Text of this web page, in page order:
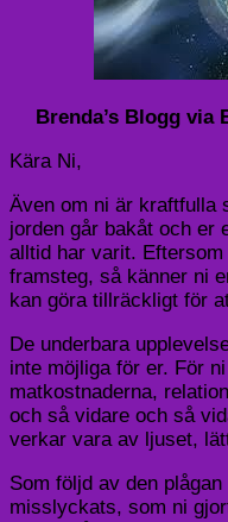
Brenda’s Blogg via
Kära Ni,
Även om ni är kraftfulla
jorden går bakåt och er
alltid har varit.
framsteg, så känner ni
kan göra tillräckligt för
De underbara
inte möjliga för er. För
matkostnaderna,
och så vidare och så
verkar vara av ljuset,
Som följd av den
misslyckats, som ni